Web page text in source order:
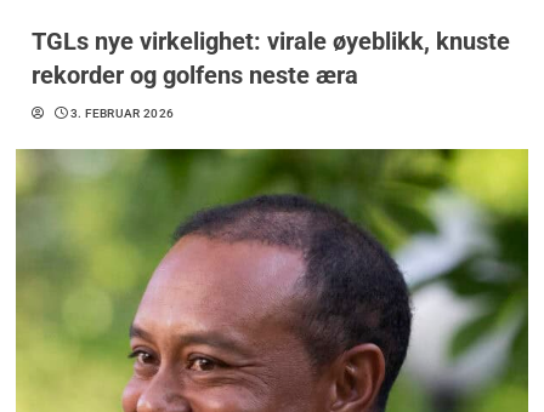
TGLs nye virkelighet: virale øyeblikk, knuste
rekorder og golfens neste æra
3. FEBRUAR 2026